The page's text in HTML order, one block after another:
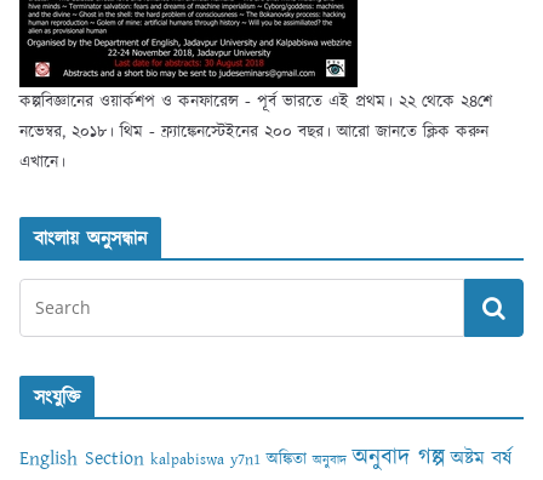
কল্পবিজ্ঞানের ওয়ার্কশপ ও কনফারেন্স - পূর্ব ভারতে এই প্রথম। ২২ থেকে ২৪শে
নভেম্বর, ২০১৮। থিম - ফ্র্যাঙ্কেনস্টেইনের ২০০ বছর। আরো জানতে ক্লিক করুন
এখানে।
বাংলায় অনুসন্ধান
সংযুক্তি
English Section kalpabiswa y7n1 অঙ্কিতা অনুবাদ অনুবাদ গল্প অষ্টম বর্ষ